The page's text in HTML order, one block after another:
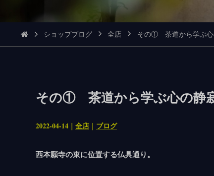
ショップブログ 全店 その① 茶道から学ぶ心
その① 茶道から学ぶ心の静
2022-04-14｜ 全店 ｜ ブログ
西本願寺の東に位置する仏具通り。